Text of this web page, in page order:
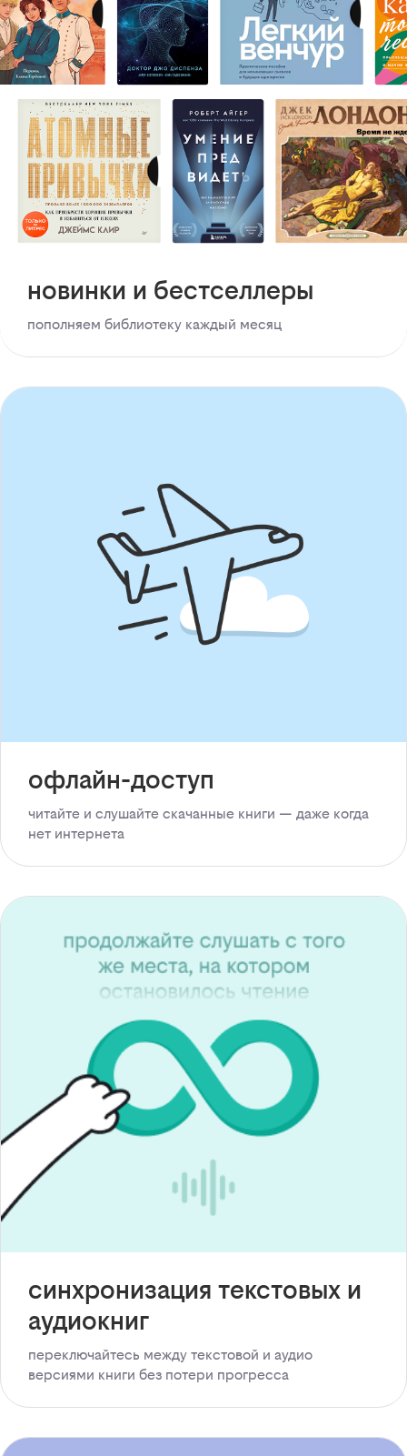
новинки и бестселлеры
пополняем библиотеку каждый месяц
офлайн-доступ
читайте и слушайте скачанные книги — даже когда
нет интернета
синхронизация текстовых и
аудиокниг
переключайтесь между текстовой и аудио
версиями книги без потери прогресса